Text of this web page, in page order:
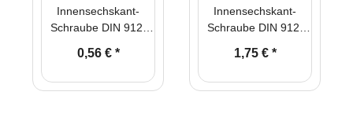
Innensechskant-
Schraube DIN 912/
170 mm
0,56 € *
Innensechskant-
Schraube DIN 912/
180 mm
1,75 € *